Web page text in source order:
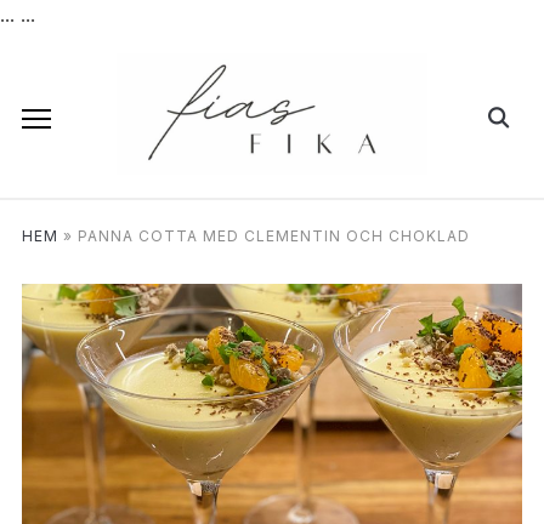
... ...
HEM » PANNA COTTA MED CLEMENTIN OCH CHOKLAD